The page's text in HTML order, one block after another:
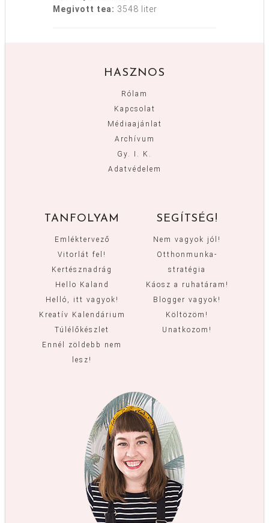
Megivott tea: 3548 liter
HASZNOS
Rólam
Kapcsolat
Médiaajánlat
Archívum
Gy. I. K.
Adatvédelem
TANFOLYAM
Emléktervező
Vitorlát fel!
Kertésznadrág
Hello Kaland
Helló, itt vagyok!
Kreatív Kalendárium
Túlélőkészlet
Ennél zöldebb nem
lesz!
SEGÍTSÉG!
Nem vagyok jól!
Otthonmunka-
stratégia
Káosz a ruhatáram!
Blogger vagyok!
Költözöm!
Unatkozom!